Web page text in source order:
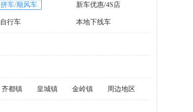
拼车/顺风车 新车优惠/4S店
自行车 本地下线车
齐都镇 皇城镇 金岭镇 周边地区